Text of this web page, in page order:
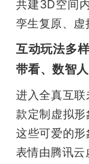
共建3D空间
孪生复原、虚
互动玩法多
带看、数智人
进入全真互
款定制虚拟形
这些可爱的形
表情由腾讯云